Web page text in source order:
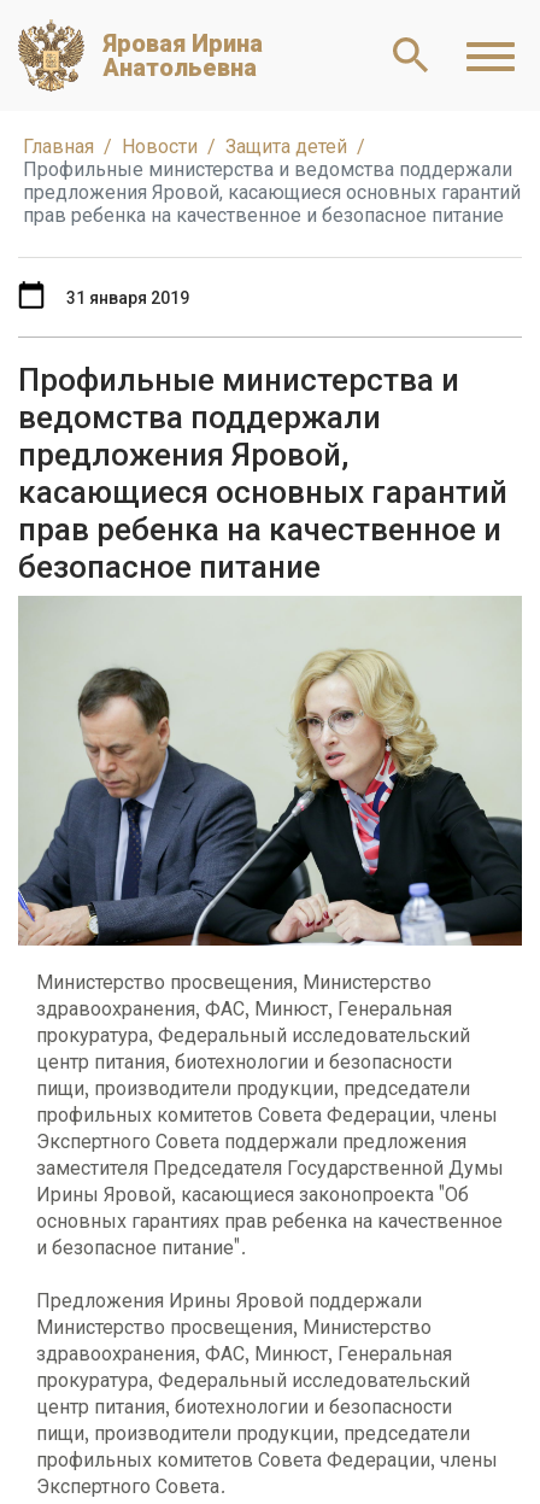
Яровая Ирина
Анатольевна
Главная Новости
Защита детей
Профильные министерства и ведомства поддержали
предложения Яровой, касающиеся основных гарантий
прав ребенка на качественное и безопасное питание
Профильные министерства и
ведомства поддержали
предложения Яровой,
касающиеся основных гарантий
прав ребенка на качественное и
безопасное питание
31 января 2019
Министерство просвещения, Министерство
здравоохранения, ФАС, Минюст, Генеральная
прокуратура, Федеральный исследовательский
центр питания, биотехнологии и безопасности
пищи, производители продукции, председатели
профильных комитетов Совета Федерации, члены
Экспертного Совета поддержали предложения
заместителя Председателя Государственной Думы
Ирины Яровой, касающиеся законопроекта "Об
основных гарантиях прав ребенка на качественное
и безопасное питание".
Предложения Ирины Яровой поддержали
Министерство просвещения, Министерство
здравоохранения, ФАС, Минюст, Генеральная
прокуратура, Федеральный исследовательский
центр питания, биотехнологии и безопасности
пищи, производители продукции, председатели
профильных комитетов Совета Федерации, члены
Экспертного Совета.